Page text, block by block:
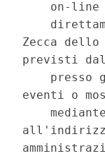
on-line
Zecca
previsti
presso
eventi o